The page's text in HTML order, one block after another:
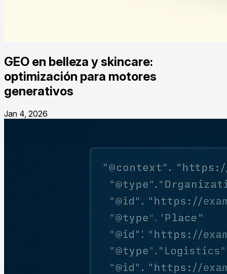
GEO en belleza y skincare:
optimización para motores
generativos
Jan 4, 2026